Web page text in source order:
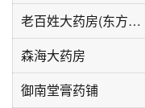
老百姓大药房(东方龙城二店)
森海大药房
御南堂膏药铺